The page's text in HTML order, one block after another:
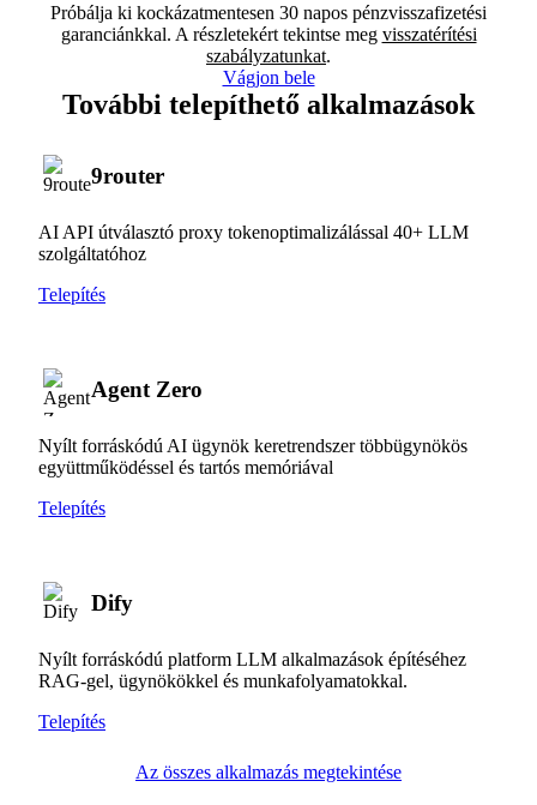
Próbálja ki kockázatmentesen 30 napos pénzvisszafizetési
garanciánkkal. A részletekért tekintse meg visszatérítési
szabályzatunkat.
Vágjon bele
További telepíthető alkalmazások
9router
AI API útválasztó proxy tokenoptimalizálással 40+ LLM
szolgáltatóhoz
Telepítés
Agent Zero
Nyílt forráskódú AI ügynök keretrendszer többügynökös
együttműködéssel és tartós memóriával
Telepítés
Dify
Nyílt forráskódú platform LLM alkalmazások építéséhez
RAG-gel, ügynökökkel és munkafolyamatokkal.
Telepítés
Az összes alkalmazás megtekintése